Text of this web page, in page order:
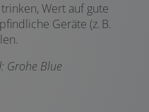
Wert auf gute
Geräte (z. B.
Grohe Blue